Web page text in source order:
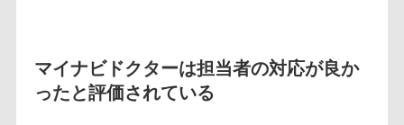
マイナビドクターは担当者の対応が良か
ったと評価されている